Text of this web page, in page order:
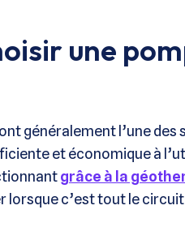
une
généralement l’une
et économique à
grâce à la
lorsque c’est tout le